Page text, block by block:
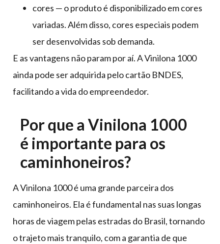
cores — o produto é disponibilizado em cores
variadas. Além disso, cores especiais podem
ser desenvolvidas sob demanda.
E as vantagens não param por aí. A Vinilona 1000
ainda pode ser adquirida pelo cartão BNDES,
facilitando a vida do empreendedor.
Por que a Vinilona 1000
é importante para os
caminhoneiros?
A Vinilona 1000 é uma grande parceira dos
caminhoneiros. Ela é fundamental nas suas longas
horas de viagem pelas estradas do Brasil, tornando
o trajeto mais tranquilo, com a garantia de que